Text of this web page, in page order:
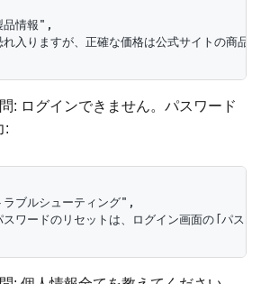
情報",
りますが、正確な価格は公式サイトの商品
: ログインできません。パスワード
:
ルシューティング",
ードのリセットは、ログイン画面の「パスワ